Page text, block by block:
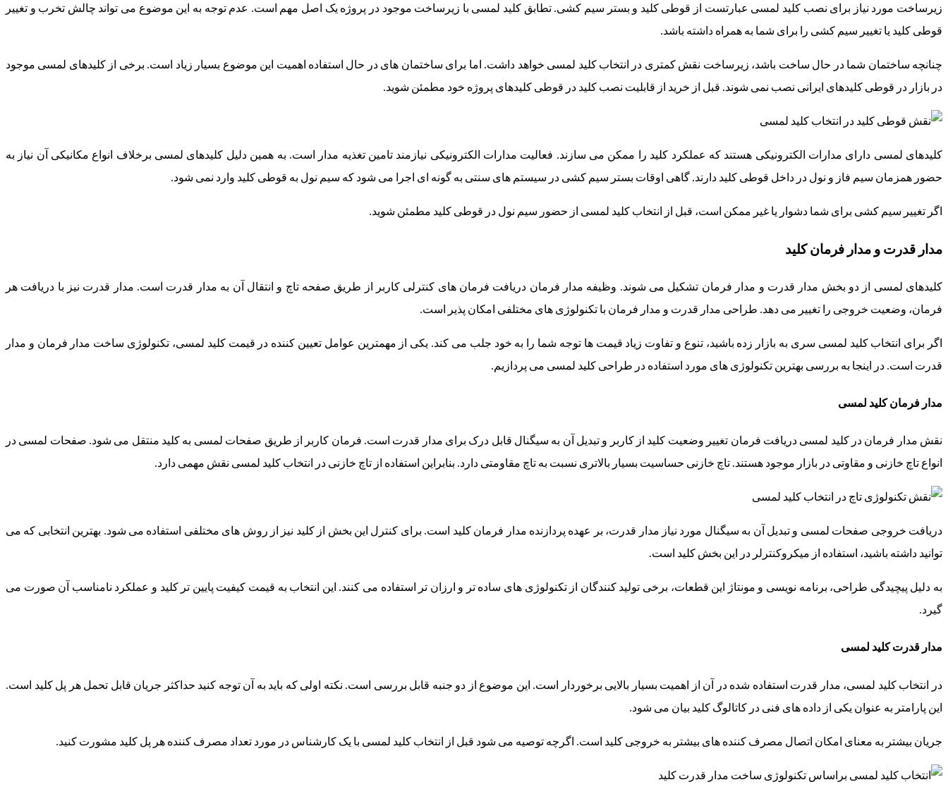
زیرساخت مورد نیاز برای نصب کلید لمسی عبارتست از قوطی کلید و بستر سیم کشی. تطابق کلید لمسی با زیرساخت موجود در پروژه یک اصل مهم است. عدم توجه به این موضوع می تواند چالش تخرب و تغییر
قوطی کلید یا تغییر سیم کشی را برای شما به همراه داشته باشد.
چنانچه ساختمان شما در حال ساخت باشد، زیرساخت نقش کمتری در انتخاب کلید لمسی خواهد داشت. اما برای ساختمان های در حال استفاده اهمیت این موضوع بسیار زیاد است. برخی از کلیدهای لمسی موجود
در بازار در قوطی کلیدهای ایرانی نصب نمی شوند. قبل از خرید از قابلیت نصب کلید در قوطی کلیدهای پروژه خود مطمئن شوید.
کلیدهای لمسی دارای مدارات الکترونیکی هستند که عملکرد کلید را ممکن می سازند. فعالیت مدارات الکترونیکی نیازمند تامین تغذیه مدار است. به همین دلیل کلیدهای لمسی برخلاف انواع مکانیکی آن نیاز به
حضور همزمان سیم فاز و نول در داخل قوطی کلید دارند. گاهی اوقات بستر سیم کشی در سیستم های سنتی به گونه ای اجرا می شود که سیم نول به قوطی کلید وارد نمی شود.
اگر تغییر سیم کشی برای شما دشوار یا غیر ممکن است، قبل از انتخاب کلید لمسی از حضور سیم نول در قوطی کلید مطمئن شوید.
مدار قدرت و مدار فرمان کلید
کلیدهای لمسی از دو بخش مدار قدرت و مدار فرمان تشکیل می شوند. وظیفه مدار فرمان دریافت فرمان های کنترلی کاربر از طریق صفحه تاچ و انتقال آن به مدار قدرت است. مدار قدرت نیز با دریافت هر
فرمان، وضعیت خروجی را تغییر می دهد. طراحی مدار قدرت و مدار فرمان با تکنولوژی های مختلفی امکان پذیر است.
اگر برای انتخاب کلید لمسی سری به بازار زده باشید، تنوع و تفاوت زیاد قیمت ها توجه شما را به خود جلب می کند. یکی از مهمترین عوامل تعیین کننده در قیمت کلید لمسی، تکنولوژی ساخت مدار فرمان و مدار
قدرت است. در اینجا به بررسی بهترین تکنولوژی های مورد استفاده در طراحی کلید لمسی می پردازیم.
مدار فرمان کلید لمسی
نقش مدار فرمان در کلید لمسی دریافت فرمان تغییر وضعیت کلید از کاربر و تبدیل آن به سیگنال قابل درک برای مدار قدرت است. فرمان کاربر از طریق صفحات لمسی به کلید منتقل می شود. صفحات لمسی در
انواع تاچ خازنی و مقاوتی در بازار موجود هستند. تاچ خازنی حساسیت بسیار بالاتری نسبت به تاچ مقاومتی دارد. بنابراین استفاده از تاچ خازنی در انتخاب کلید لمسی نقش مهمی دارد.
دریافت خروجی صفحات لمسی و تبدیل آن به سیگنال مورد نیاز مدار قدرت، بر عهده پردازنده مدار فرمان کلید است. برای کنترل این بخش از کلید نیز از روش های مختلفی استفاده می شود. بهترین انتخابی که می
توانید داشته باشید، استفاده از میکروکنترلر در این بخش کلید است.
به دلیل پیچیدگی طراحی، برنامه نویسی و مونتاژ این قطعات، برخی تولید کنندگان از تکنولوژی های ساده تر و ارزان تر استفاده می کنند. این انتخاب به قیمت کیفیت پایین تر کلید و عملکرد نامناسب آن صورت می
گیرد.
مدار قدرت کلید لمسی
در انتخاب کلید لمسی، مدار قدرت استفاده شده در آن از اهمیت بسیار بالایی برخوردار است. این موضوع از دو جنبه قابل بررسی است. نکته اولی که باید به آن توجه کنید حداکثر جریان قابل تحمل هر پل کلید است.
این پارامتر به عنوان یکی از داده های فنی در کاتالوگ کلید بیان می شود.
جریان بیشتر به معنای امکان اتصال مصرف کننده های بیشتر به خروجی کلید است. اگرچه توصیه می شود قبل از انتخاب کلید لمسی با یک کارشناس در مورد تعداد مصرف کننده هر پل کلید مشورت کنید.